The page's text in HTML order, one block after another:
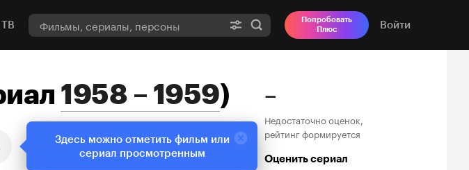
ТВ
Попробовать
Плюс
Войти
1958 – 1959) –
Недостаточно оценок,
рейтинг формируется
Оценить сериал
Здесь можно отметить фильм или
сериал просмотренным